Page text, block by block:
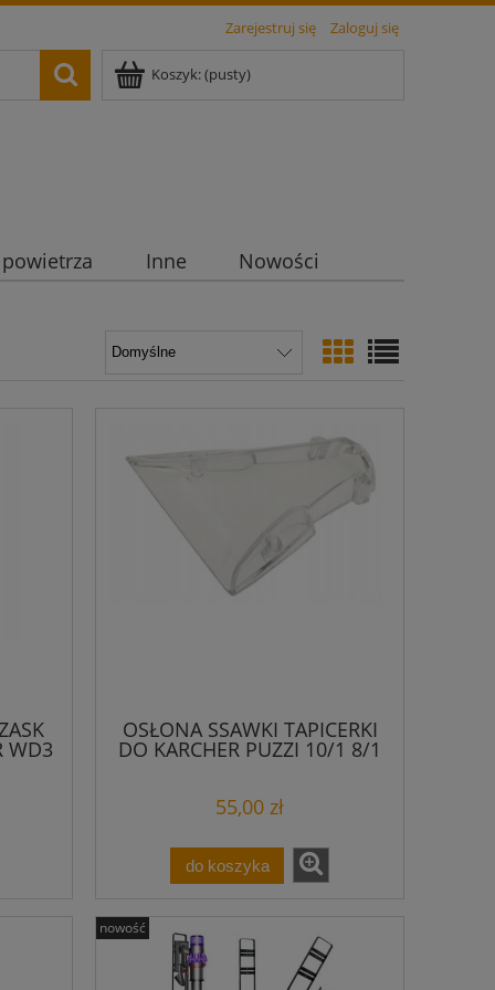
Zarejestruj się Zaloguj się
Koszyk:(pusty)
Inne Nowości
WD3
OSŁONA SSAWKI TAPICERKI
DO KARCHER PUZZI 10/1 8/1
55,00 zł
do koszyka
nowość